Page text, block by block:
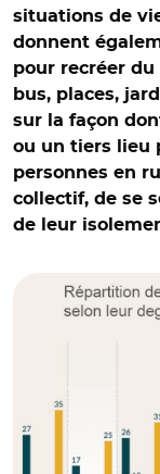
situations de
donnent
pour recréer
bus, places,
sur la façon
ou un tiers lieu
personnes en
collectif, de se
de leur
© Observatoire de